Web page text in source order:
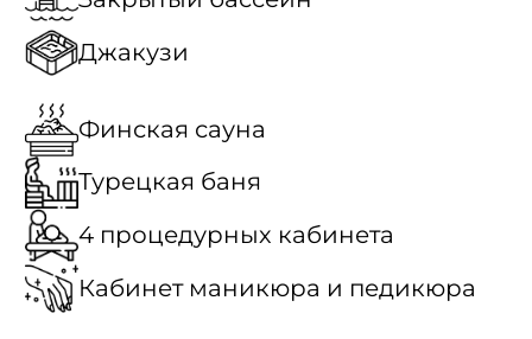
Джакузи
Финская сауна
Турецкая баня
4 процедурных кабинета
Кабинет маникюра и педикюра